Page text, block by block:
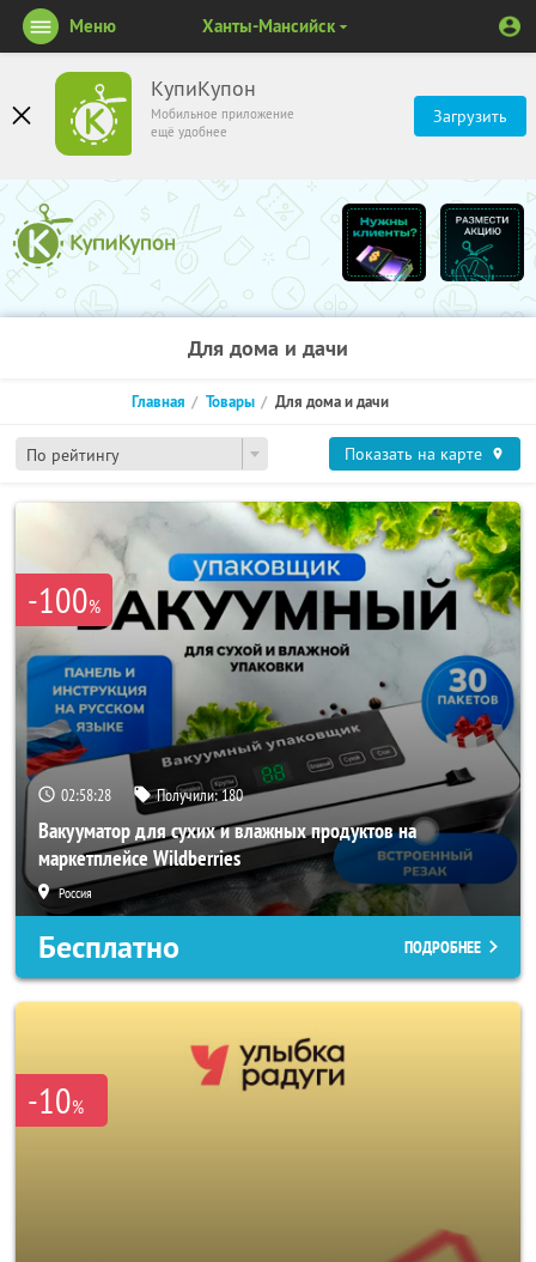
КупиКупон
Мобильное приложение
ещё удобнее
Загрузить
Меню Ханты-Мансийск
Для дома и дачи
По рейтингу
Главная Товары Для дома и дачи
Показать на карте
-100%
02:58:27 Получили:180
Вакууматор для сухих и влажных продуктов на
маркетплейсе Wildberries
Россия
Бесплатно ПОДРОБНЕЕ
-10%